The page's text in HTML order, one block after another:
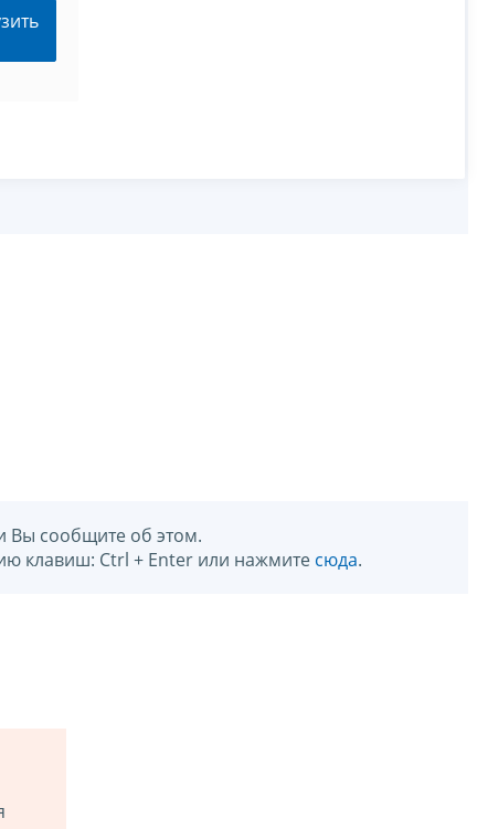
Вы сообщите об этом.
клавиш: Ctrl + Enter или нажмите сюда.